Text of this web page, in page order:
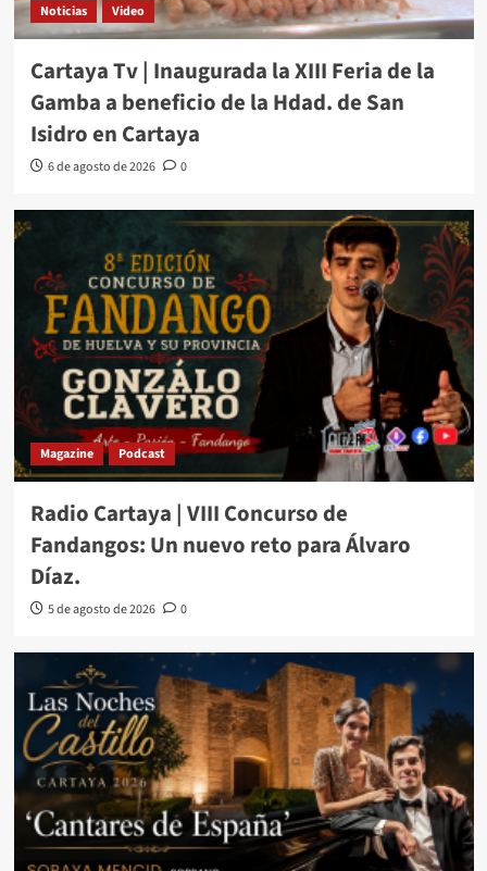
Noticias Video
Cartaya Tv | Inaugurada la XIII Feria de la
Gamba a beneficio de la Hdad. de San
Isidro en Cartaya
6 de agosto de 2026 0
Magazine Podcast
Radio Cartaya | VIII Concurso de
Fandangos: Un nuevo reto para Álvaro
Díaz.
5 de agosto de 2026 0